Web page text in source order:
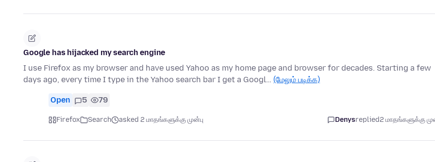
Google has hijacked my search engine
I use Firefox as my browser and have used Yahoo as my home page and browser for decades. Starting a few
days ago, every time I type in the Yahoo search bar I get a Googl… (மேலும் படிக்க)
Open 5 79
Firefox Search asked 2 மாதங்களுக்கு முன்பு Denysreplied2 மாதங்களுக்கு